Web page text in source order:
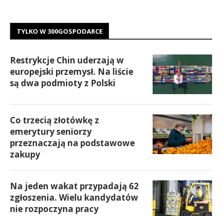
TYLKO W 300GOSPODARCE
Restrykcje Chin uderzają w
europejski przemysł. Na liście
są dwa podmioty z Polski
Co trzecią złotówkę z
emerytury seniorzy
przeznaczają na podstawowe
zakupy
Na jeden wakat przypadają 62
zgłoszenia. Wielu kandydatów
nie rozpoczyna pracy